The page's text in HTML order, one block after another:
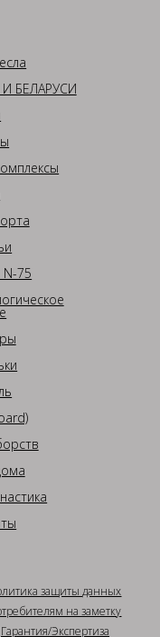
БЕЛАРУСИ
75
защиты данных
на заметку
Гарантия/Экспертиза